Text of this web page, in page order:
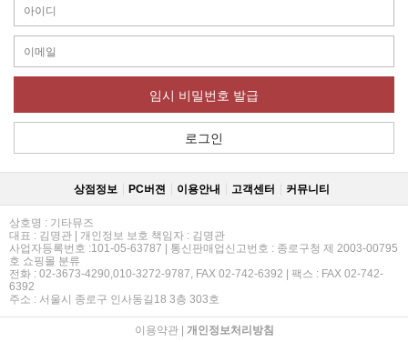
임시 비밀번호 발급
로그인
상점정보 PC버젼 이용안내 고객센터 커뮤니티
상호명 : 기타뮤즈
대표 : 김명관 | 개인정보 보호 책임자 : 김명관
사업자등록번호 :101-05-63787 | 통신판매업신고번호 : 종로구청 제 2003-00795
호 쇼핑몰 분류
전화 : 02-3673-4290,010-3272-9787, FAX 02-742-6392 | 팩스 : FAX 02-742-
6392
주소 : 서울시 종로구 인사동길18 3층 303호
이용약관| 개인정보처리방침